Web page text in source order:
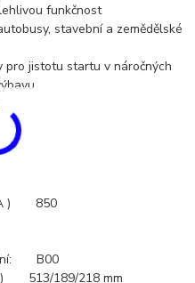
funkčnost
stavební a zemědělské
pro jistotu startu v náročných
A ) 850
B00
513/189/218 mm